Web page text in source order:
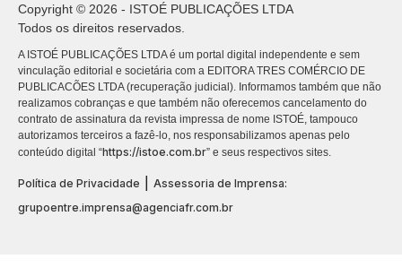
Copyright © 2026 - ISTOÉ PUBLICAÇÕES LTDA
Todos os direitos reservados.
A ISTOÉ PUBLICAÇÕES LTDA é um portal digital independente e sem
vinculação editorial e societária com a EDITORA TRES COMÉRCIO DE
PUBLICACÕES LTDA (recuperação judicial). Informamos também que não
realizamos cobranças e que também não oferecemos cancelamento do
contrato de assinatura da revista impressa de nome ISTOÉ, tampouco
autorizamos terceiros a fazê-lo, nos responsabilizamos apenas pelo
conteúdo digital “https://istoe.com.br” e seus respectivos sites.
Política de Privacidade
Assessoria de Imprensa:
grupoentre.imprensa@agenciafr.com.br